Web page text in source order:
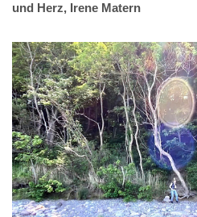
und Herz, Irene Matern